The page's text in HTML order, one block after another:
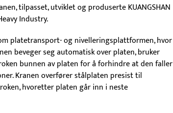
tilpasset, utviklet og produserte KUANGSHAN
Industry.
platetransport- og nivelleringsplattformen, hvor
beveger seg automatisk over platen, bruker
bunnen av platen for å forhindre at den faller
Kranen overfører stålplaten presist til
hvoretter platen går inn i neste